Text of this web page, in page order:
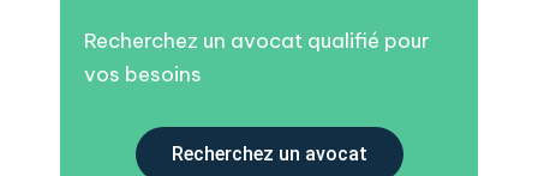
Recherchez un avocat qualifié pour
vos besoins
Recherchez un avocat